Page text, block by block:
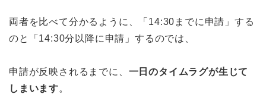
両者を比べて分かるように、「14:30までに申請」する
のと「14:30分以降に申請」するのでは、
申請が反映されるまでに、 一日のタイムラグが生じて
しまいます。